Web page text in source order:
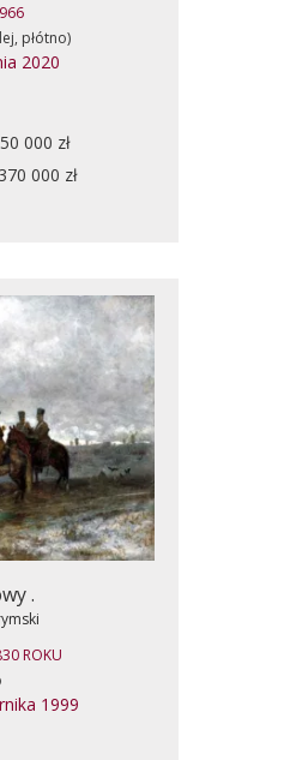
płótno)
2020
000 zł
000 zł
.
ROKU
1999